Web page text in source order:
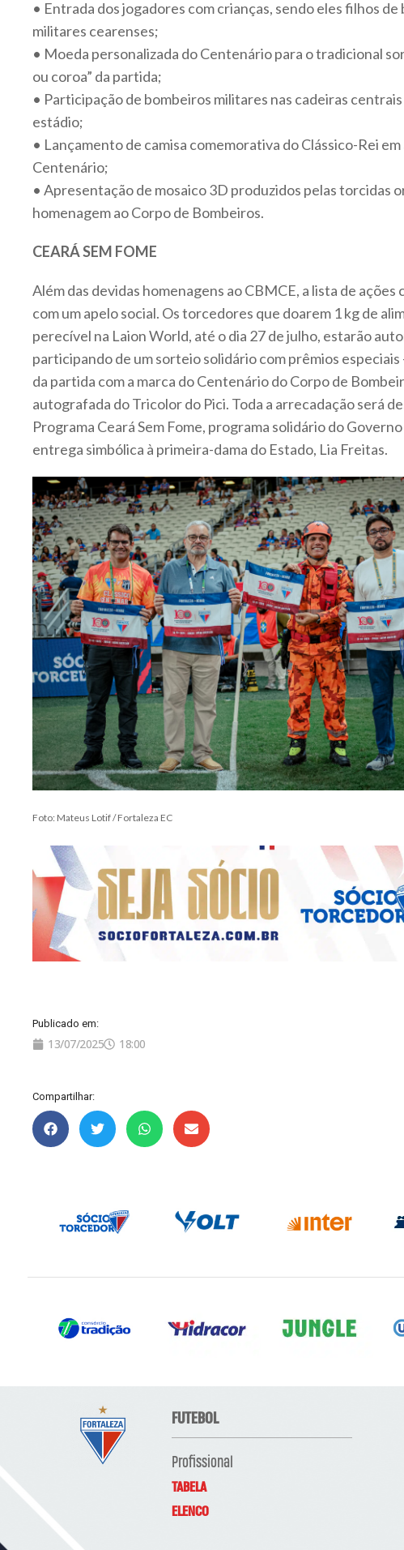
• Entrada dos jogadores com crianças, sendo eles filhos de
militares cearenses;
• Moeda personalizada do Centenário para o tradicional
ou coroa” da partida;
• Participação de bombeiros militares nas cadeiras
estádio;
• Lançamento de camisa comemorativa do Clássico-Rei em
Centenário;
• Apresentação de mosaico 3D produzidos pelas torcidas
homenagem ao Corpo de Bombeiros.
CEARÁ SEM FOME
Além das devidas homenagens ao CBMCE, a lista de
com um apelo social. Os torcedores que doarem 1 kg de
perecível na Laion World, até o dia 27 de julho, estarão
participando de um sorteio solidário com prêmios
da partida com a marca do Centenário do Corpo de
autografada do Tricolor do Pici. Toda a arrecadação será
Programa Ceará Sem Fome, programa solidário do
entrega simbólica à primeira-dama do Estado, Lia Freitas.
Foto: Mateus Lotif / Fortaleza EC
Publicado em:
13/07/2025 18:00
Compartilhar:
FUTEBOL
Profissional
TABELA
ELENCO